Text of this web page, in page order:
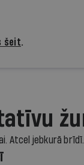
šeit.
Atcel jebkurā brīdī.